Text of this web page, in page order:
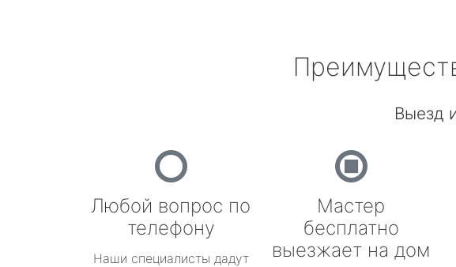
Выезд
Любой вопрос по
телефону
Наши специалисты дадут
Мастер
бесплатно
выезжает на дом